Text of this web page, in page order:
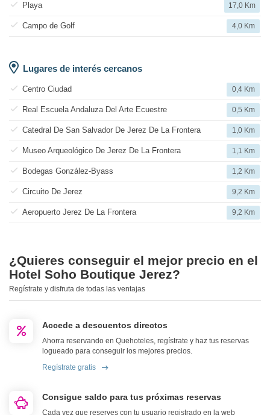
Playa 17,0 Km
Campo de Golf 4,0 Km
Lugares de interés cercanos
Centro Ciudad 0,4 Km
Real Escuela Andaluza Del Arte Ecuestre 0,5 Km
Catedral De San Salvador De Jerez De La Frontera 1,0 Km
Museo Arqueológico De Jerez De La Frontera 1,1 Km
Bodegas González-Byass 1,2 Km
Circuito De Jerez 9,2 Km
Aeropuerto Jerez De La Frontera 9,2 Km
¿Quieres conseguir el mejor precio en el
Hotel Soho Boutique Jerez?
Regístrate y disfruta de todas las ventajas
Accede a descuentos directos
Ahorra reservando en Quehoteles, regístrate y haz tus reservas
logueado para conseguir los mejores precios.
Regístrate gratis
Consigue saldo para tus próximas reservas
Cada vez que reserves con tu usuario registrado en la web